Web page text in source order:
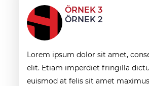
BİK’ten gazete ve
sitelerine mevzuat
Manisa'da 25 yıllık
ÖRNEK 3
ÖRNEK 2
Lorem ipsum dolor sit amet,
elit. Etiam imperdiet fringilla
euismod at felis sit amet